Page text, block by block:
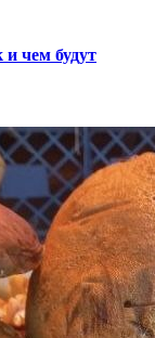
чем будут